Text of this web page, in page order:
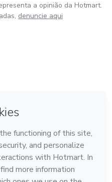
a opinião da Hotmart.
denuncie aqui